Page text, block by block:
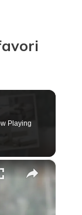
Playing
×